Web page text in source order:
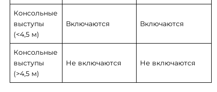
Консольные
выступы
(<4,5 м)
Включаются Включаются
Консольные
выступы
(>4,5 м)
Не включаются Не включаются